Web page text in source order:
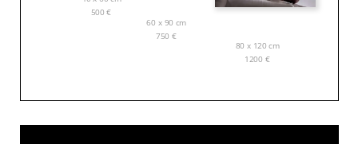
500€
60 x 90 cm
750 €
80 x 120 cm
1200 €